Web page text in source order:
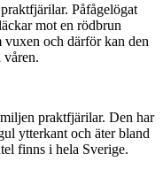
Påfågelögat
mot en rödbrun
och därför kan den
våren.
praktfjärilar. Den har
ytterkant och äter bland
finns i hela Sverige.